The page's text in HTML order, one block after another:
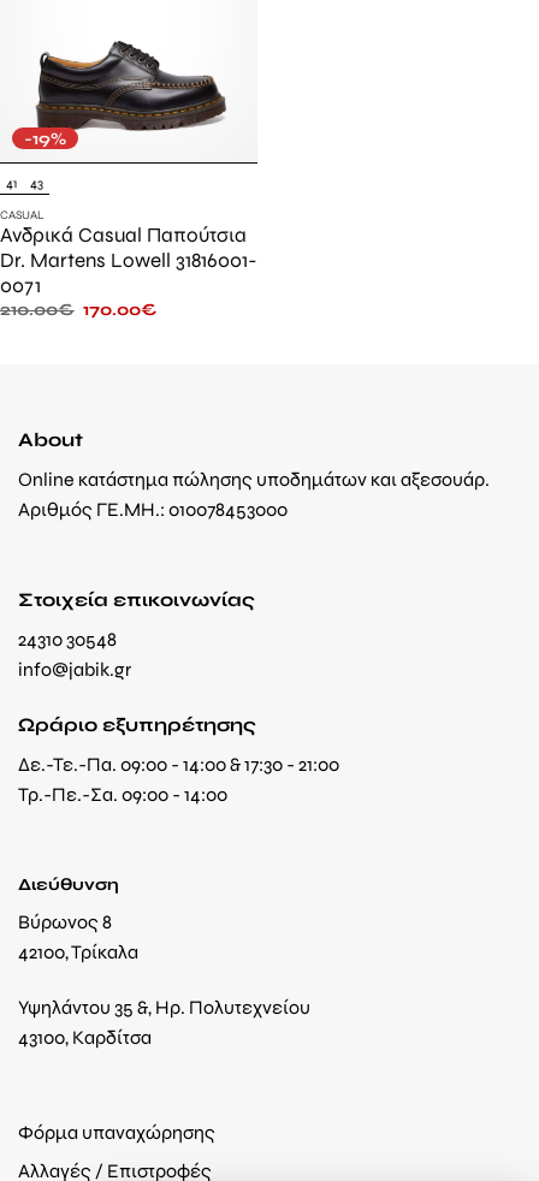
-19%
41 43
CASUAL
Ανδρικά Casual Παπούτσια
Dr. Martens Lowell 31816001-
0071
210.00€ 170.00€
About
Online κατάστημα πώλησης υποδημάτων και αξεσουάρ.
Αριθμός ΓΕ.ΜΗ.: 010078453000
Στοιχεία επικοινωνίας
24310 30548
info@jabik.gr
Ωράριο εξυπηρέτησης
Δε.-Τε.-Πα. 09:00 - 14:00 & 17:30 - 21:00
Τρ.-Πε.-Σα. 09:00 - 14:00
Διεύθυνση
Βύρωνος 8
42100, Τρίκαλα
Υψηλάντου 35 &, Ηρ. Πολυτεχνείου
43100, Καρδίτσα
Φόρμα υπαναχώρησης
Αλλαγές / Επιστροφές